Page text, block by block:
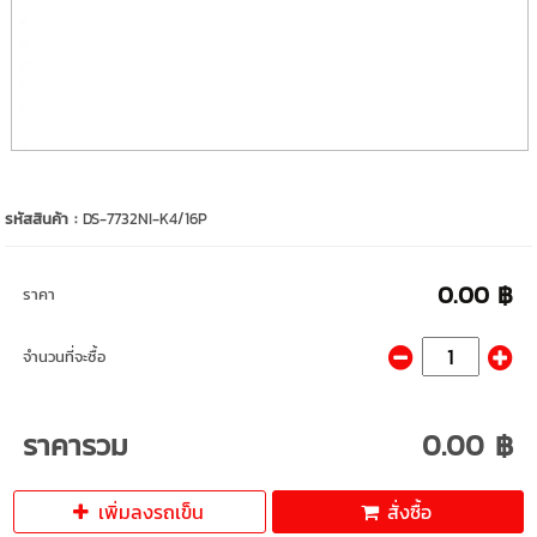
รหัสสินค้า :DS-7732NI-K4/16P
ราคา 0.00 ฿
จำนวนที่จะซื้อ
ราคารวม 0.00 ฿
เพิ่มลงรถเข็น สั่งซื้อ